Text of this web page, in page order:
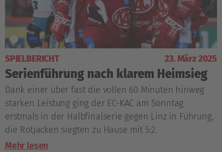
SPIELBERICHT 23. März 2025
Serienführung nach klarem Heimsieg
Dank einer über fast die vollen 60 Minuten hinweg
starken Leistung ging der EC-KAC am Sonntag
erstmals in der Halbfinalserie gegen Linz in Führung,
die Rotjacken siegten zu Hause mit 5:2.
Mehr lesen